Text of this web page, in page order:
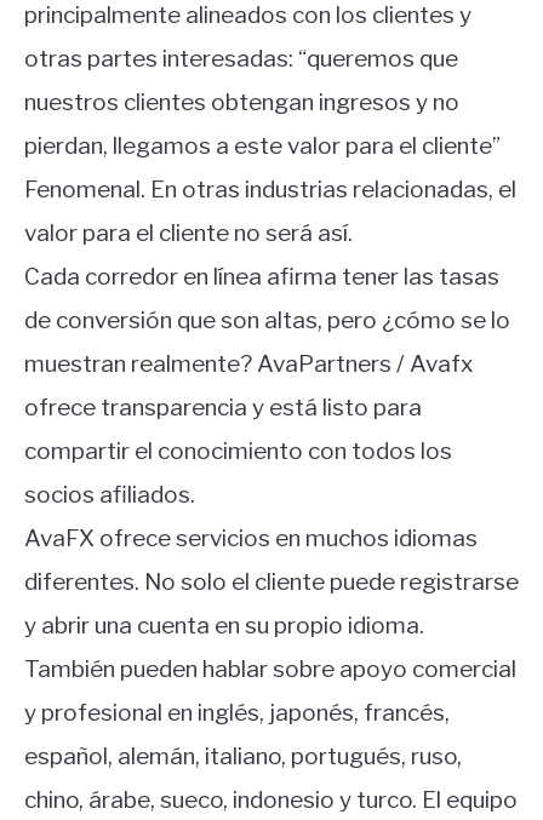
principalmente alineados con los clientes y
otras partes interesadas: “queremos que
nuestros clientes obtengan ingresos y no
pierdan, llegamos a este valor para el cliente”
Fenomenal. En otras industrias relacionadas, el
valor para el cliente no será así.
Cada corredor en línea afirma tener las tasas
de conversión que son altas, pero ¿cómo se lo
muestran realmente? AvaPartners / Avafx
ofrece transparencia y está listo para
compartir el conocimiento con todos los
socios afiliados.
AvaFX ofrece servicios en muchos idiomas
diferentes. No solo el cliente puede registrarse
y abrir una cuenta en su propio idioma.
También pueden hablar sobre apoyo comercial
y profesional en inglés, japonés, francés,
español, alemán, italiano, portugués, ruso,
chino, árabe, sueco, indonesio y turco. El equipo